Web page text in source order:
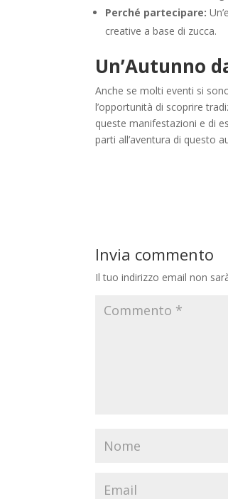
Perché partecipare:
creative a base di zucca.
Un’Autunno
Anche se molti eventi si
l’opportunità di scoprire
queste manifestazioni e di
parti all’aventura di questo
Invia commento
Il tuo indirizzo email non